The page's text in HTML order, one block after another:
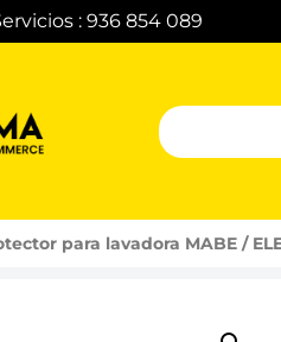
: 936 854 089
para lavadora MABE /